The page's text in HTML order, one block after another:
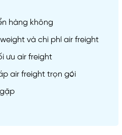
hàng không
và chi phí air freight
ưu air freight
air freight trọn gói